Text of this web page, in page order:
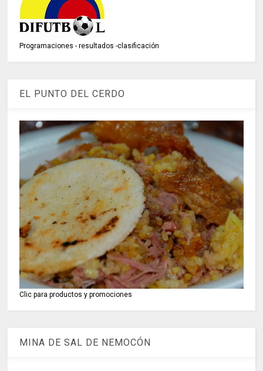
Programaciones - resultados -clasificación
EL PUNTO DEL CERDO
Clic para productos y promociones
MINA DE SAL DE NEMOCÓN